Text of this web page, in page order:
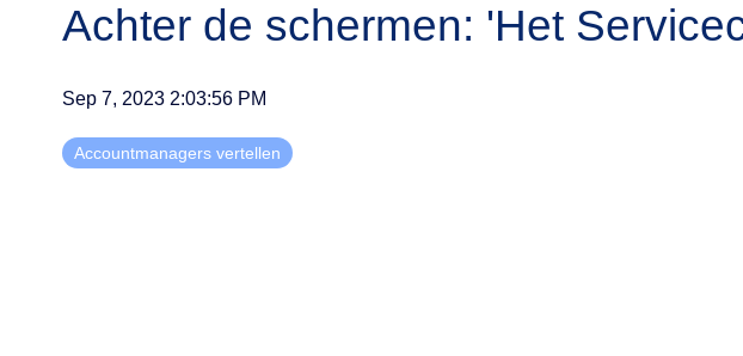
Achter de schermen: 'Het
Sep 7, 2023 2:03:56 PM
Accountmanagers vertellen